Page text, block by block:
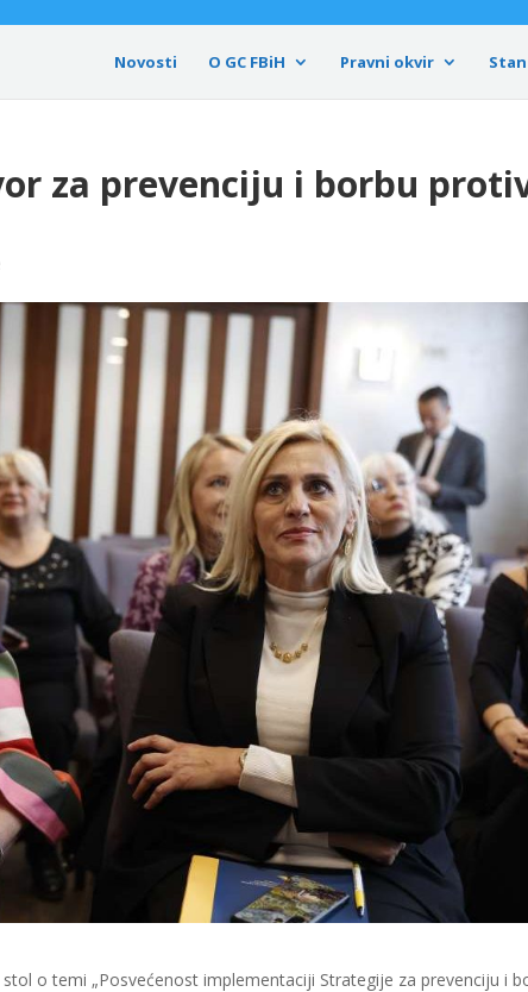
Novosti O GC FBiH Pravni okvir
za prevenciju i borbu
o temi „Posvećenost implementaciji Strategije za prevenciju i